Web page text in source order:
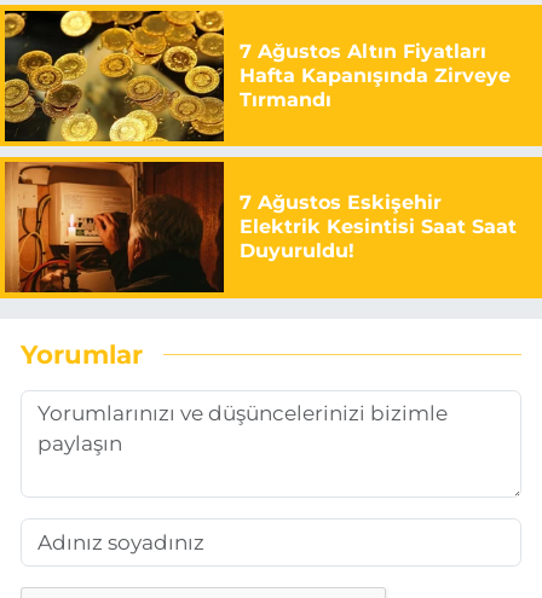
7 Ağustos Altın Fiyatları
Hafta Kapanışında Zirveye
Tırmandı
7 Ağustos Eskişehir
Elektrik Kesintisi Saat Saat
Duyuruldu!
Yorumlar